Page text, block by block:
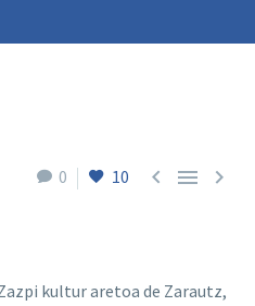
0 10   
kultur aretoa de Zarautz,